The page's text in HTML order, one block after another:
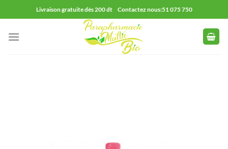
au
contenu
Livraison gratuite dès 200 dt Contactez nous:51 075 750